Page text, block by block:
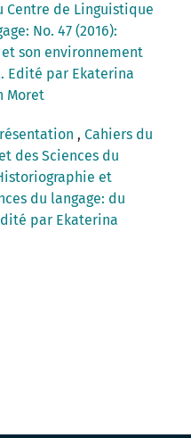
Centre de Linguistique
No. 47 (2016):
et son environnement
Edité par Ekaterina
Moret
, Cahiers du
des Sciences du
et
du langage: du
par Ekaterina